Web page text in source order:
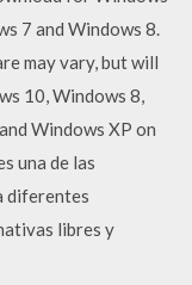
7 and Windows 8.
may vary, but will
10, Windows 8,
Windows XP on
una de las
diferentes
libres y